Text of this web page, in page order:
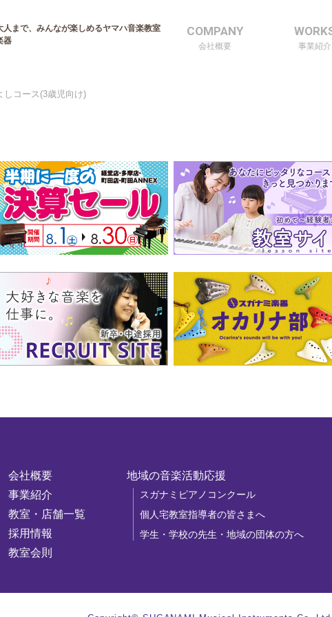
人まで、みんなが楽しめるヤマハ音楽教室
器
COMPANY
会社概要 事業紹介
しコース(3歳児向け)
会社概要
事業紹介
教室・店舗一覧
採用情報
教室会則
地域の音楽活動応援
スガナミピアノコンクール
個人宅教室指導者の皆さまへ
学生・学校の先生・地域の団体の方へ